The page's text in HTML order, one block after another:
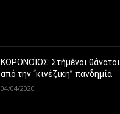
ΚΟΡΟΝΟΪΟΣ: Στήμένοι θάνατοι
από την “κινέζικη” πανδημία
04/04/2020